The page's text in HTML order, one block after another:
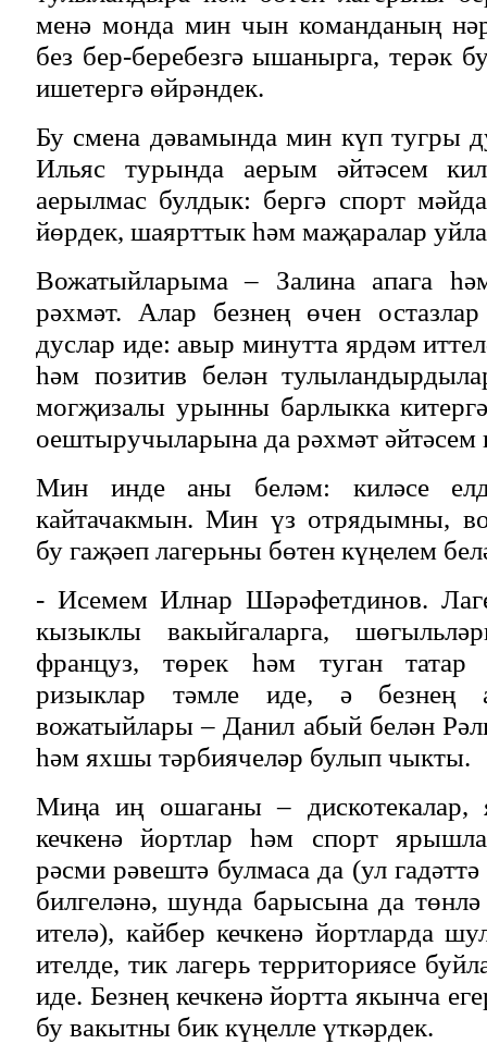
менә монда мин чын команданың
без бер-беребезгә ышанырга, терәк
ишетергә өйрәндек.
Бу смена дәвамында мин күп тугры
Ильяс турында аерым әйтәсем
аерылмас булдык: бергә спорт
йөрдек, шаярттык һәм маҗаралар
Вожатыйларыма – Залина апага
рәхмәт. Алар безнең өчен
дуслар иде: авыр минутта ярдәм
һәм позитив белән
могҗизалы урынны барлыкка
оештыручыларына да рәхмәт әйтәсем
Мин инде аны беләм: киләсе
кайтачакмын. Мин үз отрядымны,
бу гаҗәеп лагерьны бөтен күңелем
- Исемем Илнар Шәрәфетдинов.
кызыклы вакыйгаларга,
француз, төрек һәм туган татар
ризыклар тәмле иде, ә безнең
вожатыйлары – Данил абый белән
һәм яхшы тәрбиячеләр булып чыкты.
Миңа иң ошаганы – дискотекалар,
кечкенә йортлар һәм спорт
рәсми рәвештә булмаса да (ул
билгеләнә, шунда барысына да
ителә), кайбер кечкенә йортларда
ителде, тик лагерь территориясе
иде. Безнең кечкенә йортта якынча
бу вакытны бик күңелле үткәрдек.